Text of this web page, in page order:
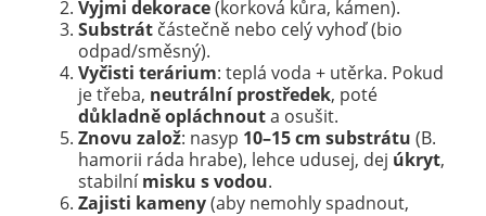
Vyjmi dekorace(korková kůra, kámen).
Substrátčástečně nebo celý vyhoď (bio
odpad/směsný).
Vyčisti terárium: teplá voda + utěrka. Pokud
je třeba, neutrální prostředek, poté
důkladně opláchnouta osušit.
Znovu založ: nasyp 10–15 cm substrátu (B.
hamorii ráda hrabe), lehce udusej, dej úkryt,
stabilnímisku s vodou.
Zajisti kameny(aby nemohly spadnout,